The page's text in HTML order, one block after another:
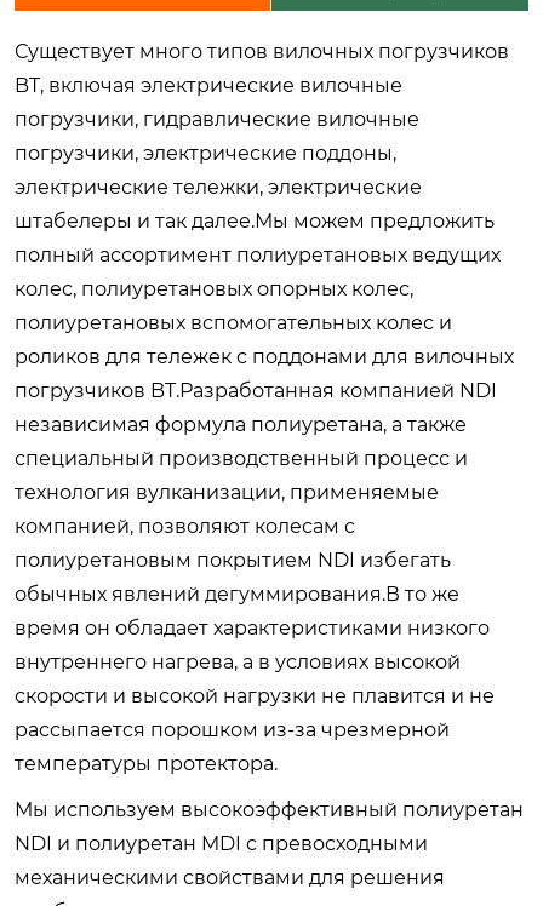
Существует много типов вилочных погрузчиков
BT, включая электрические вилочные
погрузчики, гидравлические вилочные
погрузчики, электрические поддоны,
электрические тележки, электрические
штабелеры и так далее.Мы можем предложить
полный ассортимент полиуретановых ведущих
колес, полиуретановых опорных колес,
полиуретановых вспомогательных колес и
роликов для тележек с поддонами для вилочных
погрузчиков BT.Разработанная компанией NDI
независимая формула полиуретана, а также
специальный производственный процесс и
технология вулканизации, применяемые
компанией, позволяют колесам с
полиуретановым покрытием NDI избегать
обычных явлений дегуммирования.В то же
время он обладает характеристиками низкого
внутреннего нагрева, а в условиях высокой
скорости и высокой нагрузки не плавится и не
рассыпается порошком из-за чрезмерной
температуры протектора.
Мы используем высокоэффективный полиуретан
NDI и полиуретан MDI с превосходными
механическими свойствами для решения